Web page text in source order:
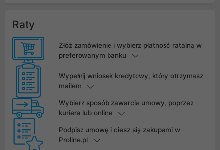
Raty
Złóż zamówienie i wybierz płatność ratalną w
preferowanym banku
Wypełnij wniosek kredytowy, który otrzymasz
mailem
Wybierz sposób zawarcia umowy, poprzez
kuriera lub online
Podpisz umowę i ciesz się zakupami w
Proline.pl